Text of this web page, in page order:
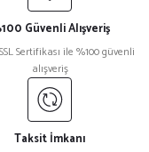
Güvenli Alışveriş
Sertifikası ile %100 güvenli
alışveriş
Taksit İmkanı